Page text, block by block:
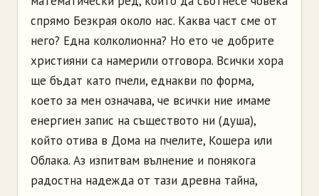
спрямо Безкрая около нас. Каква част сме от
него? Една колколионна? Но ето че добрите
християни са намерили отговора. Всички хора
ще бъдат като пчели, еднакви по форма,
което за мен означава, че всички ние имаме
енергиен запис на съществото ни (душа),
който отива в Дома на пчелите, Кошера или
Облака. Аз изпитвам вълнение и понякога
радостна надежда от тази древна тайна,